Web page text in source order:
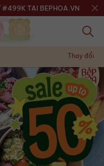
#499K TẠI BEPHOA.VN
Thay đổi